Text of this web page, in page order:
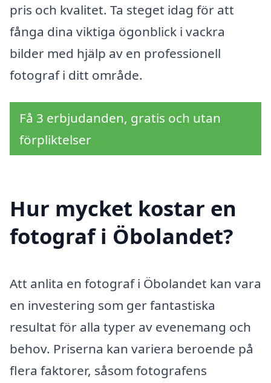
pris och kvalitet. Ta steget idag för att
fånga dina viktiga ögonblick i vackra
bilder med hjälp av en professionell
fotograf i ditt område.
Få 3 erbjudanden, gratis och utan
förpliktelser
Hur mycket kostar en
fotograf i Öbolandet?
Att anlita en fotograf i Öbolandet kan vara
en investering som ger fantastiska
resultat för alla typer av evenemang och
behov. Priserna kan variera beroende på
flera faktorer, såsom fotografens